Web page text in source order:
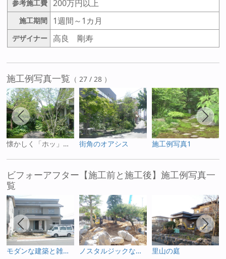
参考施工費 200万円以上
施工期間 1週間～1カ月
デザイナー 高良 剛寿
施工例写真一覧 （ 27 / 28 ）
懐かしく「ホッ」とする庭 街角のオアシス 施工例写真1
ビフォーアフター【施工前と施工後】施工例写真一
覧
モダンな建築と雑木を使った庭 ノスタルジックなお庭 里山の庭